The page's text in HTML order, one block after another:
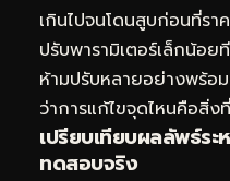
เกินไปจนโดนสูบก่อนที่รา
ปรับพารามิเตอร์เล็กน้อ
ห้ามปรับหลายอย่างพร้อม
ว่าการแก้ไขจุดไหนคือสิ่ง
เปรียบเทียบผลลัพธ์ร
ทดสอบจริง